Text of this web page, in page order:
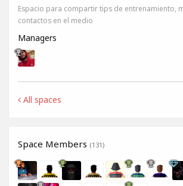
Espacio para compartir tips de entrenamiento,
contactos en el medio
Managers
All spaces
Space Members (131)